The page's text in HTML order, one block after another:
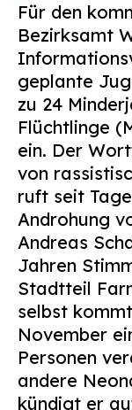
Über
Infos
Archiv
Suchen
nach:
Für den
Bezirksamt
geplante
zu 24
Flüchtlinge
ein. Der
von
ruft seit
Androhung
Andreas
Jahren
Stadtteil
selbst
November
Personen
andere
kündigt er